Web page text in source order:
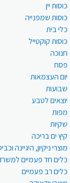
כוסות יין
כוסות שמפנייה
כלי בית
כוסות קוקטייל
חנוכה
פסח
יום העצמאות
שבועות
יוצאים לטבע
מפות
שקיות
קיץ ים בריכה
מוצרי ניקיון, היגיינה
כלים חד פעמיים
כלים רב פעמיים